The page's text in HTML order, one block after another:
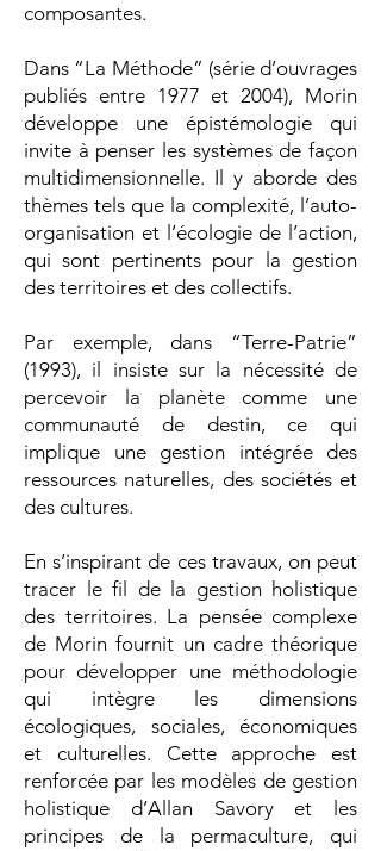
composantes.
Dans “La Méthode” (série d’ouvrages
publiés entre 1977 et 2004), Morin
développe une épistémologie qui
invite à penser les systèmes de façon
multidimensionnelle. Il y aborde des
thèmes tels que la complexité, l’auto-
organisation et l’écologie de l’action,
qui sont pertinents pour la gestion
des territoires et des collectifs.
Par exemple, dans “Terre-Patrie”
(1993), il insiste sur la nécessité de
percevoir la planète comme une
communauté de destin, ce qui
implique une gestion intégrée des
ressources naturelles, des sociétés et
des cultures.
En s’inspirant de ces travaux, on peut
tracer le fil de la gestion holistique
des territoires. La pensée complexe
de Morin fournit un cadre théorique
pour développer une méthodologie
qui intègre les dimensions
écologiques, sociales, économiques
et culturelles. Cette approche est
renforcée par les modèles de gestion
holistique d’Allan Savory et les
principes de la permaculture, qui